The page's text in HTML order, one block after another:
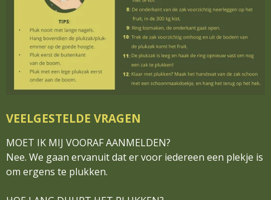
VEELGESTELDE VRAGEN
MOET IK MIJ VOORAF AANMELDEN?
Nee. We gaan ervanuit dat er voor iedereen een plekje is
om ergens te plukken.